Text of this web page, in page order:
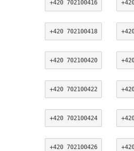
+420 702100416
+420 702100418
+420 702100420
+420 702100422
+420 702100424
+420 702100426